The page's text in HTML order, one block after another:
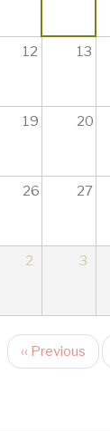
12 13
19 20
26 27
2 3
‹‹ Previous